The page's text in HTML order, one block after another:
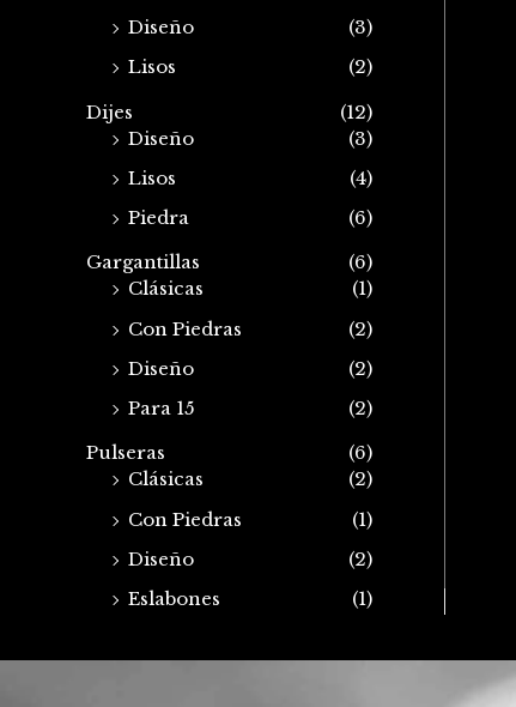
Diseño
(3)
Lisos
(2)
Dijes
(12)
Diseño
(3)
Lisos
(4)
Piedra
(6)
Gargantillas
(6)
Clásicas
(1)
Con Piedras
(2)
Diseño
(2)
Para 15
(2)
Pulseras
(6)
Clásicas
(2)
Con Piedras
(1)
Diseño
(2)
Eslabones
(1)